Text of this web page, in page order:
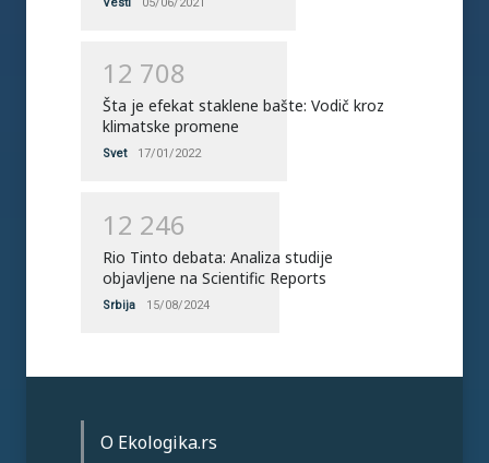
1 2 708
Šta je efekat staklene bašte: Vodič kroz
klimatske promene
Svet 17/01/2022
1 2 246
Rio Tinto debata: Analiza studije
objavljene na Scientific Reports
Srbija 15/08/2024
O Ekologika.rs